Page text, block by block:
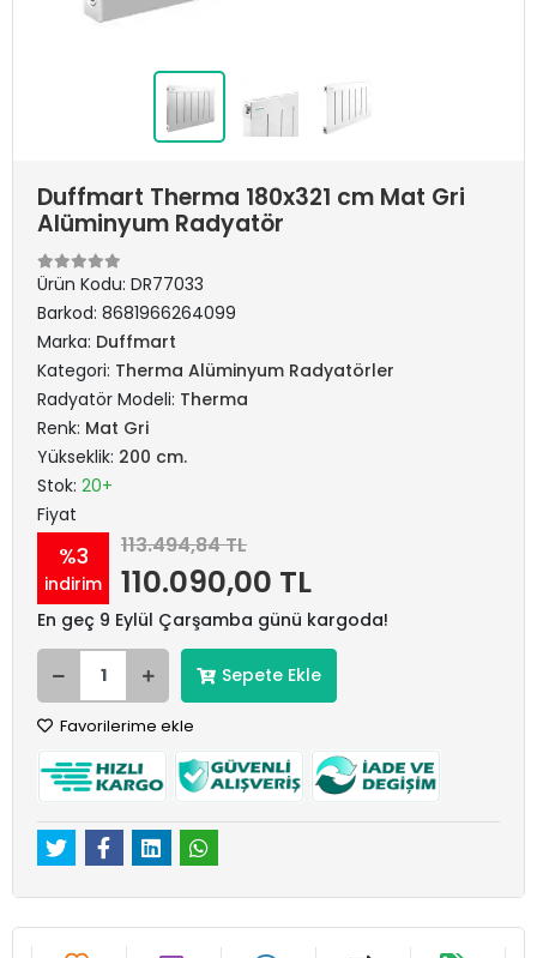
Duffmart Therma 180x321 cm Mat Gri
Alüminyum Radyatör
Ürün Kodu: DR77033
Barkod: 8681966264099
Marka: Duffmart
Kategori: Therma Alüminyum Radyatörler
Radyatör Modeli: Therma
Renk: Mat Gri
Yükseklik: 200 cm.
Stok: 20+
Fiyat
%3
indirim
113.494,84 TL
110.090,00 TL
En geç 9 Eylül Çarşamba günü kargoda!
Sepete Ekle
Favorilerime ekle